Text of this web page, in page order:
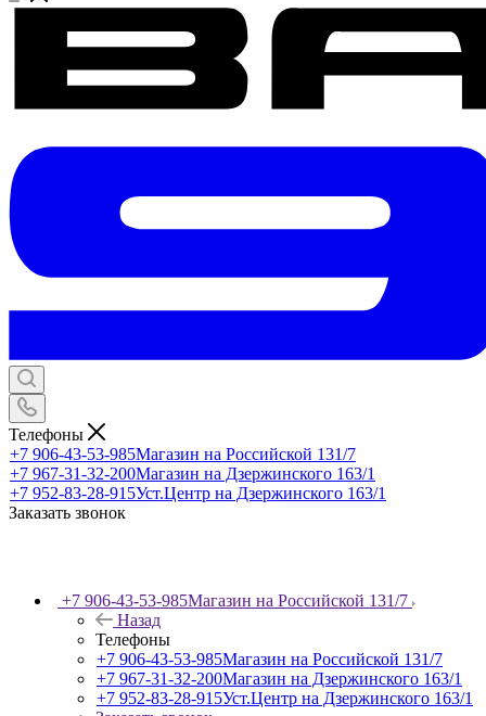
Телефоны
+7 906-43-53-985Магазин на Российской 131/7
+7 967-31-32-200Магазин на Дзержинского 163/1
+7 952-83-28-915Уст.Центр на Дзержинского 163/1
Заказать звонок
+7 906-43-53-985Магазин на Российской 131/7
Назад
Телефоны
+7 906-43-53-985Магазин на Российской 131/7
+7 967-31-32-200Магазин на Дзержинского 163/1
+7 952-83-28-915Уст.Центр на Дзержинского 163/1